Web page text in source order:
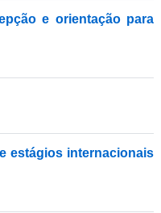
e orientação para
estágios internacionais